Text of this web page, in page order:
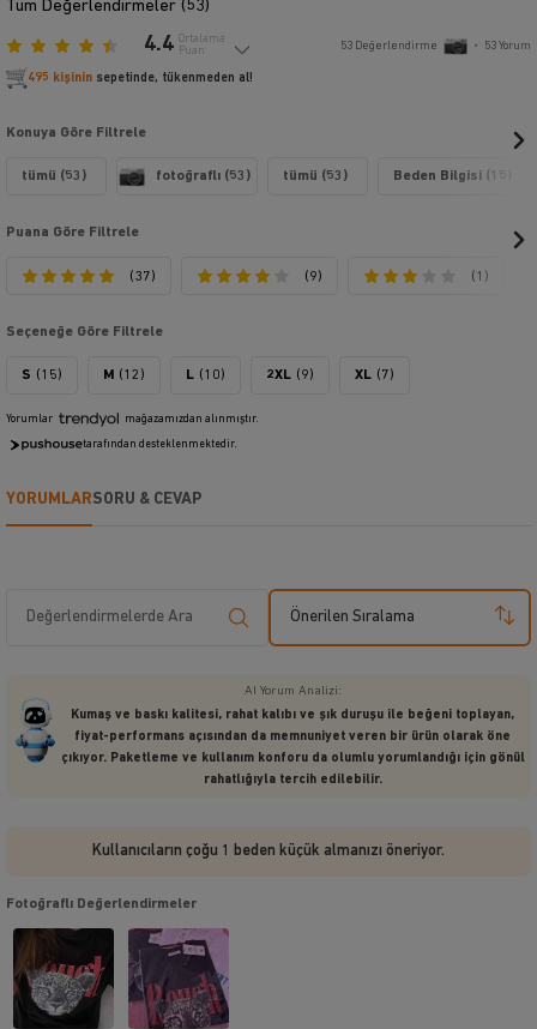
Tüm Değerlendirmeler (53)
4.4 Ortalama
Puan
53 Değerlendirme • 53Yorum
495 kişinin sepetinde, tükenmeden al!
Konuya Göre Filtrele
tümü (53) fotoğraflı (53) tümü (53) Beden Bilgisi (15)
Puana Göre Filtrele
(37) (9) (1)
Seçeneğe Göre Filtrele
S (15) M (12) L (10) 2XL (9) XL (7)
Yorumlar mağazamızdan alınmıştır.
tarafından desteklenmektedir.
YORUMLARSORU & CEVAP
Önerilen Sıralama
AI Yorum Analizi:
Kumaş ve baskı kalitesi, rahat kalıbı ve şık duruşu ile beğeni toplayan,
fiyat-performans açısından da memnuniyet veren bir ürün olarak öne
çıkıyor. Paketleme ve kullanım konforu da olumlu yorumlandığı için gönül
rahatlığıyla tercih edilebilir.
Kullanıcıların çoğu 1 beden küçük almanızı öneriyor.
Fotoğraflı Değerlendirmeler